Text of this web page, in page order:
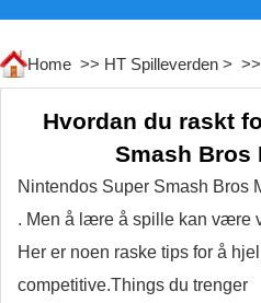
Home >> HT Spilleverden > >>
Hvordan du raskt
Smash Bros
Nintendos Super Smash Bros
. Men å lære å spille kan være
Her er noen raske tips for å
competitive.Things du trenger